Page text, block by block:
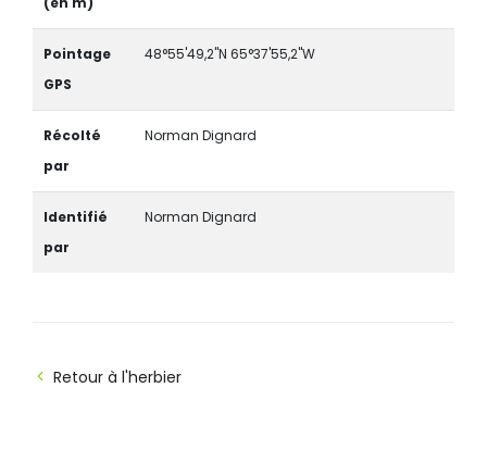
Pointage
GPS
48°55'49,2"N 65°37'55,2"W
Récolté
par
Norman Dignard
Identifié
par
Norman Dignard
Retour à l'herbier